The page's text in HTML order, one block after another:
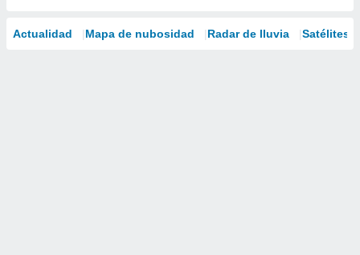
Actualidad Mapa de nubosidad Radar de lluvia Satélites